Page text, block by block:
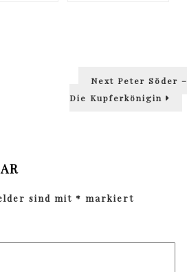
Next Next
Peter Söder –
Die Kupferkönigin
sind mit * markiert